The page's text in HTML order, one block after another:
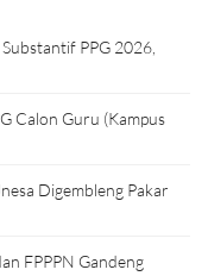
PPG 2026,
Calon Guru (Kampus
Digembleng Pakar
FPPPN Gandeng